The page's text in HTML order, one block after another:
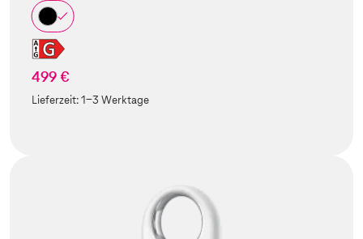
499 €
Lieferzeit:1-3 Werktage